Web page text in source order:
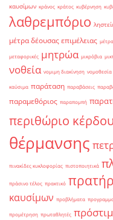
καυσίμων κράνος κράτος κυβέρνηση
λαθρεμπόριο
μέτρα δέουσας επιμέλειας
μεταφορικές μητρώα μικρόβια
νοθεία νομιμη διακίνηση νομοθεσία
καύσιμα παράταση παραβάσεις
παραμεθόριος παραπομπή
περιθώριο
θέρμανσης
πινακίδες κυκλοφορίας πιστοποιητικά
πράσινο τέλος πρακτικό
καυσίμων προβλήματα
προμέτρηση πρωταθλητές